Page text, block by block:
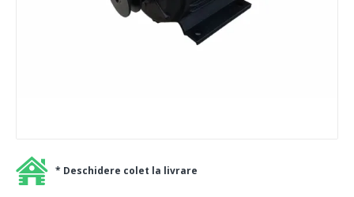
* Deschidere colet la livrare